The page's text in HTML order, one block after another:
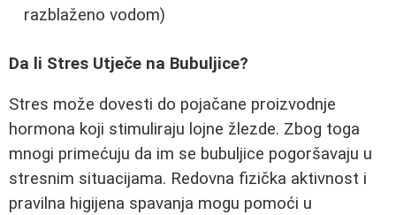
razblaženo vodom)
Da li Stres Utječe na Bubuljice?
Stres može dovesti do pojačane proizvodnje
hormona koji stimuliraju lojne žlezde. Zbog toga
mnogi primećuju da im se bubuljice pogoršavaju u
stresnim situacijama. Redovna fizička aktivnost i
pravilna higijena spavanja mogu pomoći u